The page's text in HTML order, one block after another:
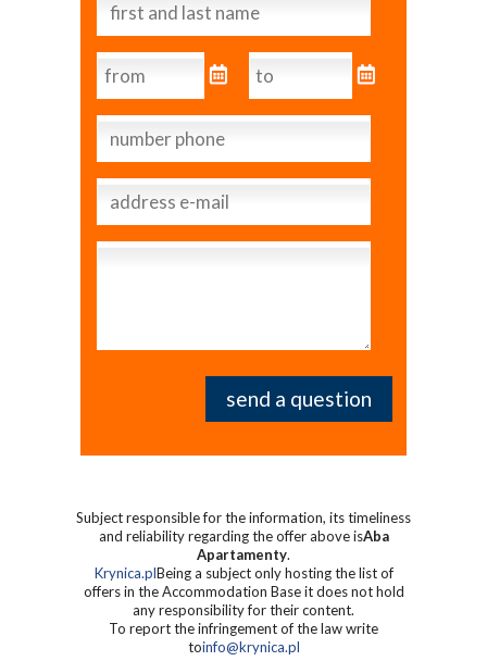
Subject responsible for the information, its timeliness
and reliability regarding the offer above isAba
Apartamenty.
Krynica.plBeing a subject only hosting the list of
offers in the Accommodation Base it does not hold
any responsibility for their content.
To report the infringement of the law write
toinfo@krynica.pl